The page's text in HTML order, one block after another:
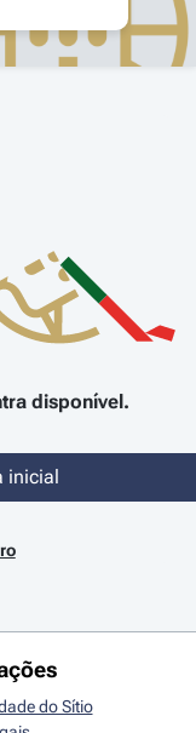
disponível.
inicial
do Sítio